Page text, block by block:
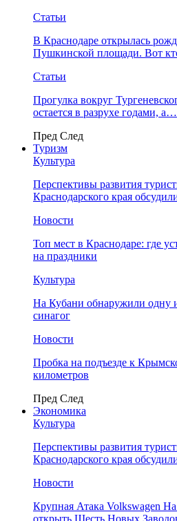
Статьи
В Краснодаре открылась
Пушкинской площади. Вот
Статьи
Прогулка вокруг
остается в разрухе годами, а…
Пред След
Туризм
Культура
Перспективы развития
Краснодарского края
Новости
Топ мест в Краснодаре: где
на праздники
Культура
На Кубани обнаружили одну
синагог
Новости
Пробка на подъезде к
километров
Пред След
Экономика
Культура
Перспективы развития
Краснодарского края
Новости
Крупная Атака Volkswagen
открыть Шесть Новых